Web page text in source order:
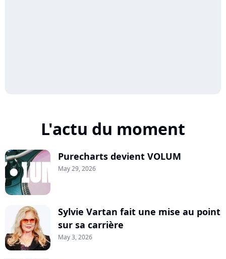
L'actu du moment
Purecharts devient VOLUM
May 29, 2026
Sylvie Vartan fait une mise au point
sur sa carrière
May 3, 2026